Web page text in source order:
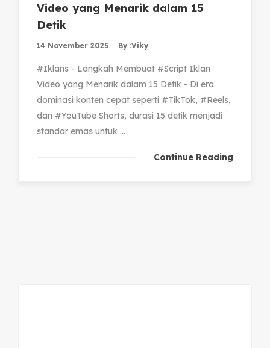
Video yang Menarik dalam 15
Detik
14 November 2025 By :Viky
#Iklans - Langkah Membuat #Script Iklan
Video yang Menarik dalam 15 Detik - Di era
dominasi konten cepat seperti #TikTok, #Reels,
dan #YouTube Shorts, durasi 15 detik menjadi
standar emas untuk ...
Continue Reading